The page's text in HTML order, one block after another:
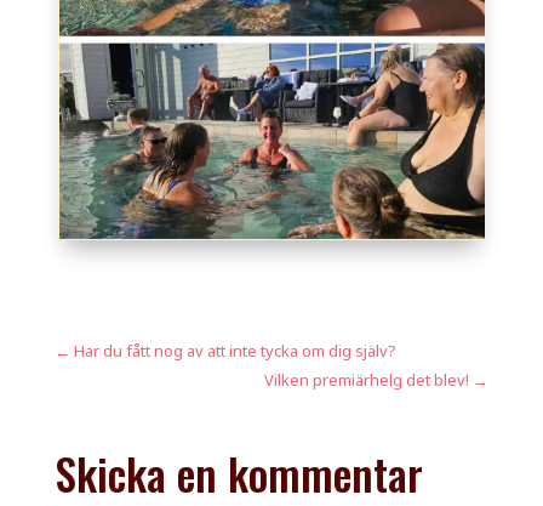
← Har du fått nog av att inte tycka om dig själv?
Vilken premiärhelg det blev! →
Skicka en kommentar